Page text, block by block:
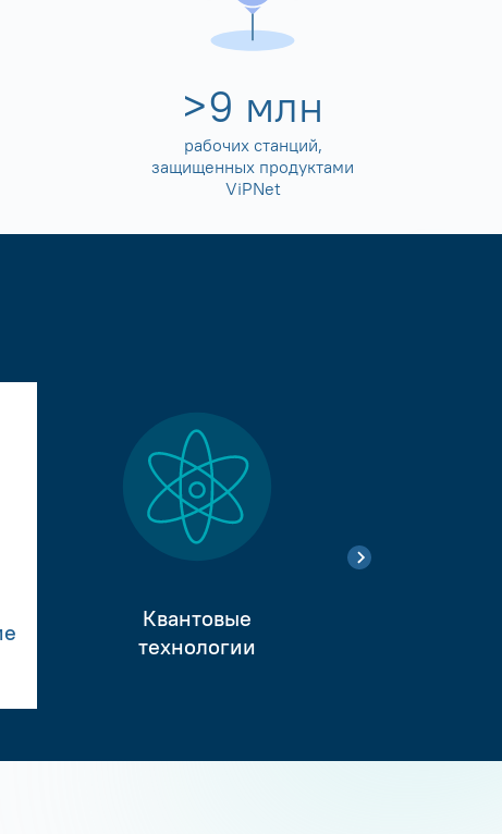
>10 млн
рабочих станций,
защищенных продуктами
ViPNet
Квантовые
технологии